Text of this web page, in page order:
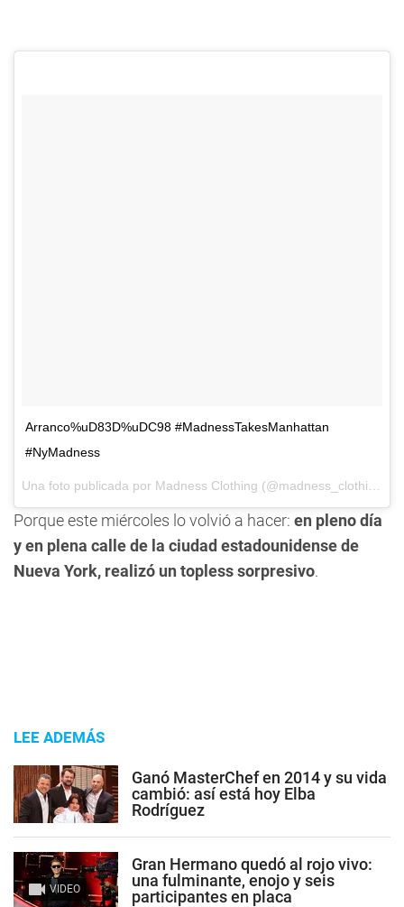
Arranco%uD83D%uDC98 #MadnessTakesManhattan
#NyMadness
Una foto publicada por Madness Clothing (@madness_clothing) el
Porque este miércoles lo volvió a hacer: en pleno día
y en plena calle de la ciudad estadounidense de
Nueva York, realizó un topless sorpresivo.
LEE ADEMÁS
Ganó MasterChef en 2014 y su vida
cambió: así está hoy Elba
Rodríguez
VIDEO
Gran Hermano quedó al rojo vivo:
una fulminante, enojo y seis
participantes en placa